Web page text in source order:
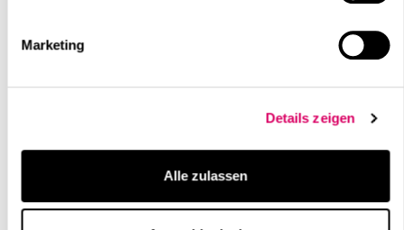
Marketing
Details zeigen
Alle zulassen